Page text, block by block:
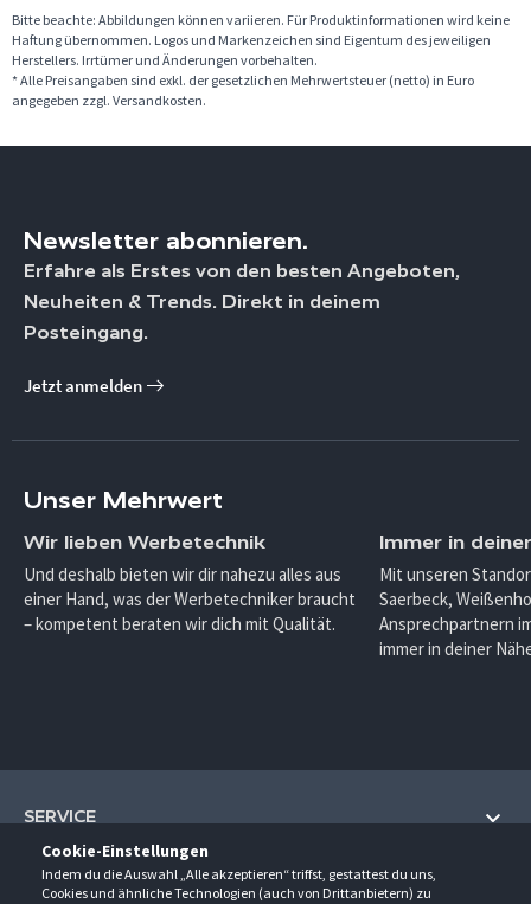
Cookie-Einstellungen
Indem du die Auswahl „Alle akzeptieren“ triffst, gestattest du uns,
Cookies und ähnliche Technologien (auch von Drittanbietern) zu
Bitte beachte: Abbildungen können variieren. Für Produktinformationen wird keine
Haftung übernommen. Logos und Markenzeichen sind Eigentum des jeweiligen
Herstellers. Irrtümer und Änderungen vorbehalten.
* Alle Preisangaben sind exkl. der gesetzlichen Mehrwertsteuer (netto) in Euro
angegeben zzgl. Versandkosten.
Newsletter abonnieren.
Erfahre als Erstes von den besten Angeboten,
Neuheiten & Trends. Direkt in deinem
Posteingang.
Jetzt anmelden
Unser Mehrwert
Wir lieben Werbetechnik
Und deshalb bieten wir dir nahezu alles aus
einer Hand, was der Werbetechniker braucht
– kompetent beraten wir dich mit Qualität.
Immer in
Mit unseren
Saerbeck,
Ansprechpartnern
immer in deiner
SERVICE
Hilfe und Information
Fragen und Antworten (FAQ)
UNTERNEHMEN